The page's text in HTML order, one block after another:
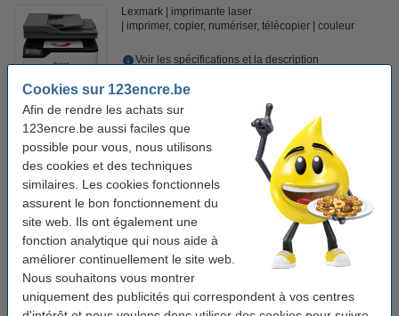
Cookies sur 123encre.be
Afin de rendre les achats sur
123encre.be aussi faciles que
possible pour vous, nous utilisons
des cookies et des techniques
similaires. Les cookies fonctionnels
assurent le bon fonctionnement du
site web. Ils ont également une
fonction analytique qui nous aide à
améliorer continuellement le site web.
Nous souhaitons vous montrer
uniquement des publicités qui correspondent à vos centres
Lexmark
imprimante laser
imprimer, copier, numériser, télécopier
couleur
Voir les spécifications et la description
En stock
410,50 € Commander
Câbles d'imprimante
Lexmark n'inclut PAS de câble USB-kabel et de réseau.
123encre câble d'imprimante USB (2
mètres) - noir
4,50 €
autres longueurs
123encre câble réseau Cat6 U/UTP
(5 mètres) - gris
4,95 €
autres longueurs